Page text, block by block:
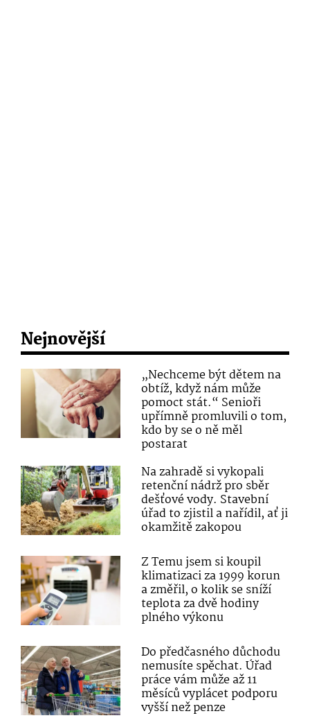
Nejnovější
„Nechceme být dětem na
obtíž, když nám může
pomoct stát.“ Senioři
upřímně promluvili o tom,
kdo by se o ně měl
postarat
Na zahradě si vykopali
retenční nádrž pro sběr
dešťové vody. Stavební
úřad to zjistil a nařídil, ať ji
okamžitě zakopou
Z Temu jsem si koupil
klimatizaci za 1999 korun
a změřil, o kolik se sníží
teplota za dvě hodiny
plného výkonu
Do předčasného důchodu
nemusíte spěchat. Úřad
práce vám může až 11
měsíců vyplácet podporu
vyšší než penze